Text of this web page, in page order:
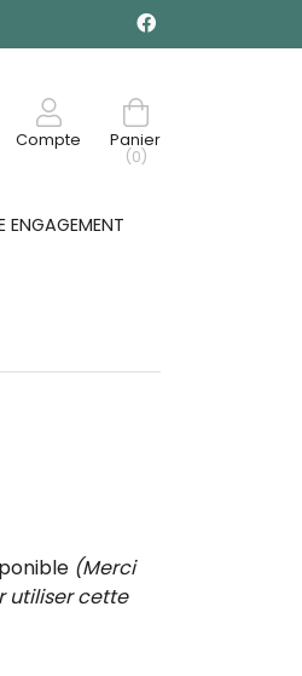
Compte
Panier
(0)
ENGAGEMENT
(Merci
utiliser cette